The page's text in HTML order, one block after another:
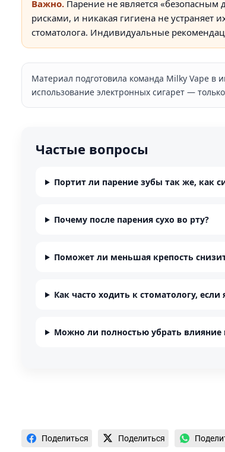
Важно. Парение не является «безопасным
рисками, и никакая гигиена не
стоматолога. Индивидуальные
Материал подготовила команда Milky Vape
использование электронных сигарет —
Частые вопросы
Портит ли парение зубы так же, как
Почему после парения сухо во рту?
Поможет ли меньшая крепость
Как часто ходить к стоматологу, если
Можно ли полностью убрать влияние
Поделиться Поделиться